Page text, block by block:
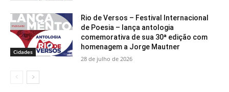
Cidades
Rio de Versos – Festival Internacional
de Poesia – lança antologia
comemorativa de sua 30ª edição com
homenagem a Jorge Mautner
28 de julho de 2026